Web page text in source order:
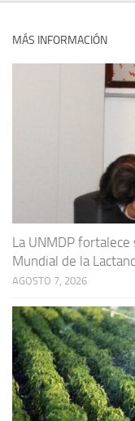
MÁS INFORMACIÓN
La UNMDP
Mundial de la
AGOSTO 7, 2026